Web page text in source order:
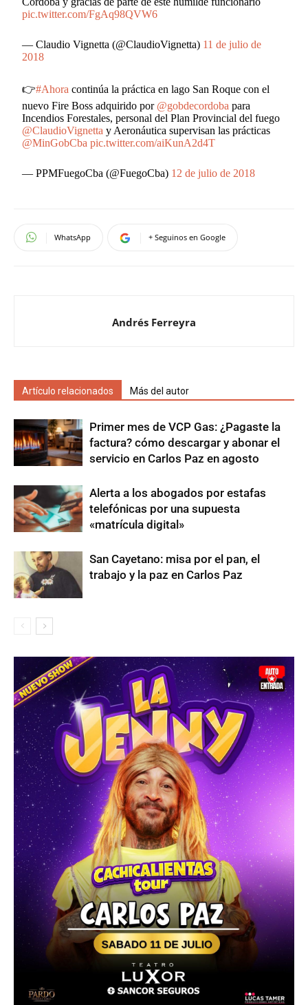
pic.twitter.com/FgAq98QVW6
— Claudio Vignetta (@ClaudioVignetta) 11 de julio de
2018
👉#Ahora continúa la práctica en lago San Roque con el
nuevo Fire Boss adquirido por @gobdecordoba para
Incendios Forestales, personal del Plan Provincial del fuego
@ClaudioVignetta y Aeronáutica supervisan las prácticas
@MinGobCba pic.twitter.com/aiKunA2d4T
— PPMFuegoCba (@FuegoCba) 12 de julio de 2018
WhatsApp + Seguinos en Google
Andrés Ferreyra
Artículo relacionados Más del autor
Primer mes de VCP Gas: ¿Pagaste la
factura? cómo descargar y abonar el
servicio en Carlos Paz en agosto
Alerta a los abogados por estafas
telefónicas por una supuesta
«matrícula digital»
San Cayetano: misa por el pan, el
trabajo y la paz en Carlos Paz